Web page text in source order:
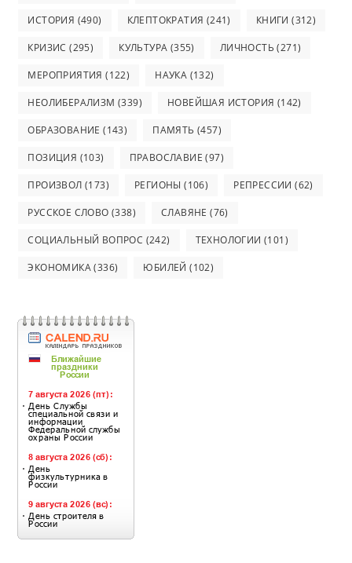
ИСТОРИЯ (490) КЛЕПТОКРАТИЯ (241) КНИГИ (312)
КРИЗИС (295) КУЛЬТУРА (355) ЛИЧНОСТЬ (271)
МЕРОПРИЯТИЯ (122) НАУКА (132)
НЕОЛИБЕРАЛИЗМ (339) НОВЕЙШАЯ ИСТОРИЯ (142)
ОБРАЗОВАНИЕ (143) ПАМЯТЬ (457)
ПОЗИЦИЯ (103) ПРАВОСЛАВИЕ (97)
ПРОИЗВОЛ (173) РЕГИОНЫ (106) РЕПРЕССИИ (62)
РУССКОЕ СЛОВО (338) СЛАВЯНЕ (76)
СОЦИАЛЬНЫЙ ВОПРОС (242) ТЕХНОЛОГИИ (101)
ЭКОНОМИКА(336) ЮБИЛЕЙ (102)